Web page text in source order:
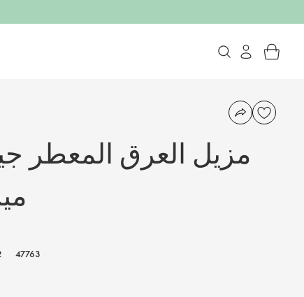
مزيل العرق المعطر
47763